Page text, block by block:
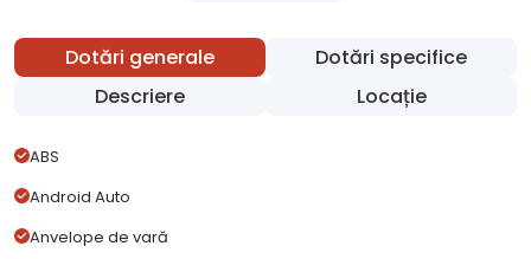
Dotări generale
Dotări specifice
Descriere
Locație
ABS
Android Auto
Anvelope de vară